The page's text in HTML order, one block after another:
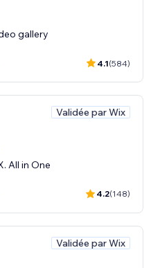
gallery
4.1(584)
Validée par Wix
All in One
4.2(148)
Validée par Wix